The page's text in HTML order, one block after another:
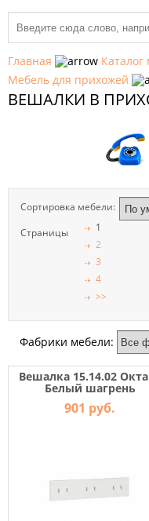
Главная
Каталог
Мебель для прихожей
ВЕШАЛКИ В
Сортировка мебели:
Страницы
1
2
3
4
>>
Фабрики мебели:
Вешалка 15.14.02
Белый шагрень
901 руб.
МЕБЕЛЬ
КУХНИ
ДЕТСКАЯ
ШКАФЫ
МЕБЕЛЬ
ГОСТИНОЙ
ДЛЯ
ПРИХОЖЕЙ
МЕБЕЛЬ